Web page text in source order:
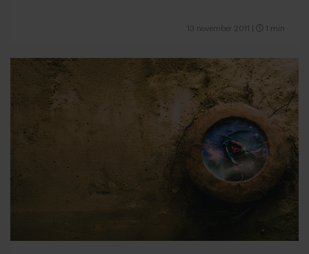
13 november 2011 1 min